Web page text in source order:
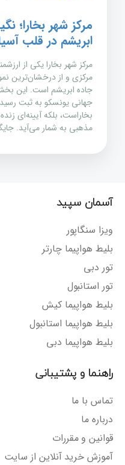
مرکز شهر بخارا؛
ابریشم در قلب
مرکز شهر بخارا یکی از
مرکزی و از درخشان‌ترین
جاده ابریشم است. این
جهانی یونسکو به ثبت
بخاراست، بلکه آیینه‌ای
مذهبی به شمار می‌آید.
آسمان سپید
ویزا سنگاپور
بلیط هواپیما چارتر
تور دبی
تور استانبول
بلیط هواپیما کیش
بلیط هواپیما استانبول
بلیط هواپیما دبی
راهنما و پشتیبانی
تماس با ما
درباره ما
قوانین و مقررات
آموزش خرید آنلاین از سایت